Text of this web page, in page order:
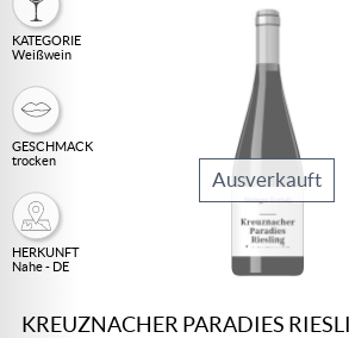
KATEGORIE
Weißwein
GESCHMACK
trocken
HERKUNFT
Nahe - DE
Ausverkauft
KREUZNACHER PARADIES